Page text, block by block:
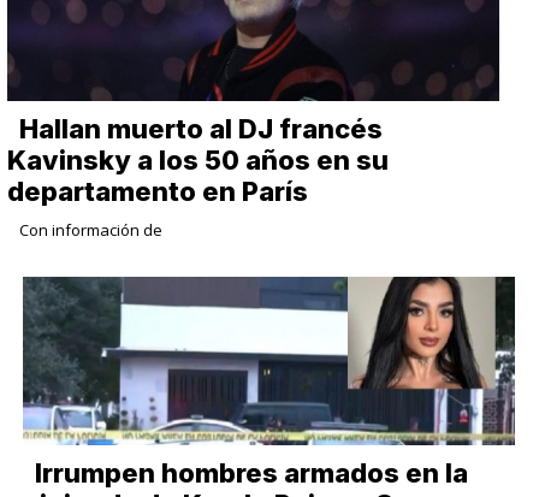
Hallan muerto al DJ francés
Kavinsky a los 50 años en su
departamento en París
Con información de
Irrumpen hombres armados en la